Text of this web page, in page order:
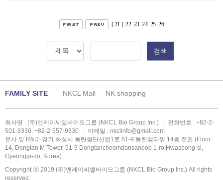
[ 21 ] 22 23 24 25 26
검색
FAMILY SITE NKCL Mall NK shopping
회사명 : (주)엔케이씨엘바이오그룹 (NKCL Bio Group Inc.) 전화번호 : +82-2-
501-9330, +82-2-557-9330 이메일 : nkclinfo@gmail.com
본사 및 R&D: 경기 화성시 동탄첨단산업1로 51-9 동탄엠타워 14층 전관 (Floor
14, Dongtan M Tower, 51-9 Dongtancheomdansaneop 1-ro,Hwaseong-si,
Gyeonggi-do, Korea)
Copyright ⓒ 2019 (주)엔케이씨엘바이오그룹 (NKCL Bio Group Inc.) All rights
reserved.